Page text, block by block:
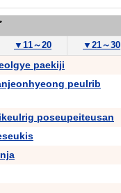
▼ 11～20 ▼ 21～30
paekiji
peulrib
poseupeiteusan